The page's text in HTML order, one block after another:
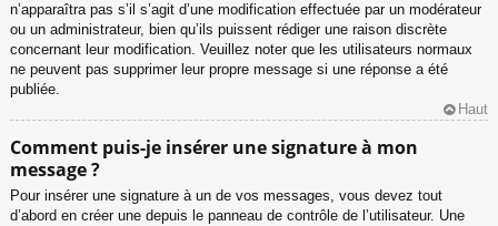
n’apparaîtra pas s’il s’agit d’une modification effectuée par un modérateur
ou un administrateur, bien qu’ils puissent rédiger une raison discrète
concernant leur modification. Veuillez noter que les utilisateurs normaux
ne peuvent pas supprimer leur propre message si une réponse a été
publiée.
Haut
Comment puis-je insérer une signature à mon
message ?
Pour insérer une signature à un de vos messages, vous devez tout
d’abord en créer une depuis le panneau de contrôle de l’utilisateur. Une